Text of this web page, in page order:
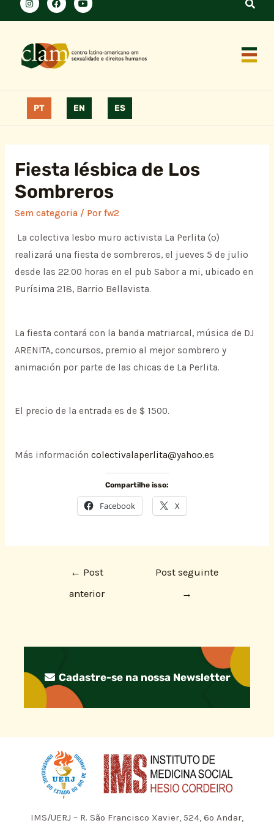
PT EN ES
Fiesta lésbica de Los
Sombreros
Sem categoria/ Por fw2
La colectiva lesbo muro activista La Perlita (º)
realizará una fiesta de sombreros, el jueves 5 de julio
desde las 22.00 horas en el pub Sabor a mi, ubicado en
Purísima 218, Barrio Bellavista.
La fiesta contará con la banda matriarcal, música de DJ
ARENITA, concursos, premio al mejor sombrero y
animación por parte de las chicas de La Perlita.
El precio de la entrada es de $ 1500.
Más información colectivalaperlita@yahoo.es
Compartilhe isso:
Facebook X
← Post
anterior
Post seguinte
→
Cadastre-se na nossa Newsletter
IMS/UERJ – R. São Francisco Xavier, 524, 6º Andar,